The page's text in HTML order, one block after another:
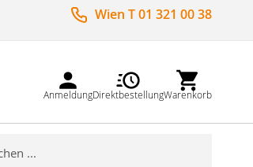
Wien T 01 321 00 38
AnmeldungDirektbestellungWarenkorb